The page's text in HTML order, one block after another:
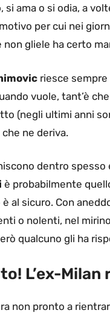
si ama o si odia, a
per cui nei
non gliele ha certo
riesce sempre
vuole, tant’è
(negli ultimi anni
ne deriva.
dentro
è probabilmente
al sicuro. Con
o nolenti, nel
qualcuno gli ha
L’ex-Milan
non pronto a